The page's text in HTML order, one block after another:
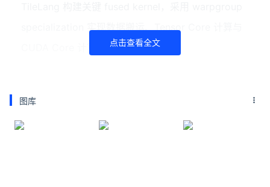
specialization 实现数据搬运、Tensor Core 计算与
CUDA Core 计算的重叠。
动开启卡内序列并行，提高 GPU SM 利用率。
滑动窗口 warmup 机制
：针对具备衰减性质的线性注
点击查看全文
图库